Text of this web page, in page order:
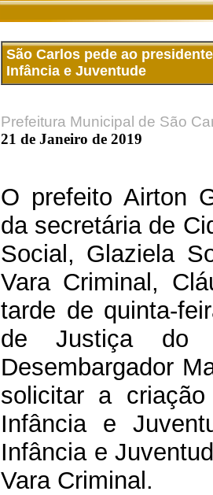
São Carlos pede ao
Infância e Juventude
Prefeitura Municipal de São
21 de Janeiro de 2019
O prefeito Airton
da secretária de
Social, Glaziela
Vara Criminal,
tarde de quinta-
de Justiça do
Desembargador
solicitar a
Infância e
Infância e
Vara Criminal.